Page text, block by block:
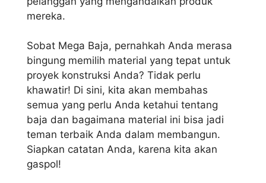
mereka.
Sobat Mega Baja, pernahkah Anda merasa
bingung memilih material yang tepat untuk
proyek konstruksi Anda? Tidak perlu
khawatir! Di sini, kita akan membahas
semua yang perlu Anda ketahui tentang
baja dan bagaimana material ini bisa jadi
teman terbaik Anda dalam membangun.
Siapkan catatan Anda, karena kita akan
gaspol!